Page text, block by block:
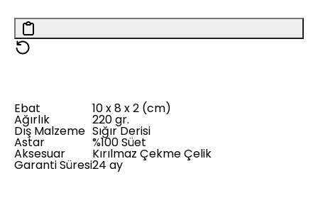
Ebat 10 x 8 x 2 (cm)
Ağırlık 220 gr.
Dış Malzeme Sığır Derisi
Astar %100 Süet
Aksesuar Kırılmaz Çekme Çelik
Garanti Süresi24 ay